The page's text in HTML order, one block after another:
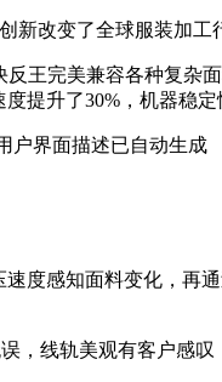
改变了全球服装加工
完美兼容各种复杂
提升了30%，机器稳
感知面料变化，再
线轨美观有客户感叹